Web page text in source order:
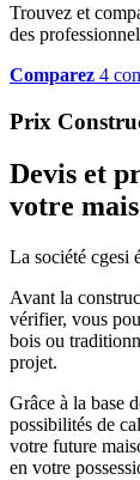
Trouvez et
des
Comparez 4
Prix
Devis et
votre
La société cgesi
Avant la
vérifier, vous
bois ou
projet.
Grâce à la base
possibilités de
votre future
en votre